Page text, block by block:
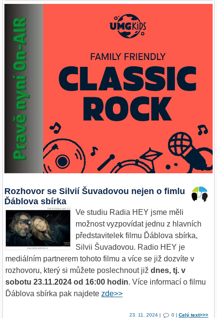
Rozhovor se Silvií Šuvadovou nejen o fimlu
Ďáblova sbírka
Ve studiu Radia HEY jsme měli
možnost vyzpovídat jednu z hlavních
představitelek filmu Ďáblova sbírka,
Silvii Šuvadovou. Radio HEY je
mediálním partnerem tohoto filmu a více se již dozvíte v
rozhovoru, který si můžete poslechnout již dnes, tj. v
sobotu 23.11.2024 od 16:00 hodin. Více informací o filmu
Ďáblova sbírka pak najdete zde>>
23. 11. 2024 | 0 | Celý text>>>